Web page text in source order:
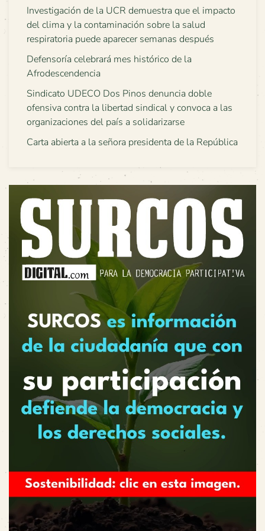
Investigación de la UCR demuestra que el impacto
del clima y la contaminación sobre la salud
respiratoria puede aparecer semanas después
Defensoría celebrará mes histórico de la
Afrodescendencia
Sindicato UDECO Dos Pinos denuncia doble
ofensiva contra la libertad sindical y convoca a las
organizaciones del país a solidarizarse
Carta abierta a la señora presidenta de la República